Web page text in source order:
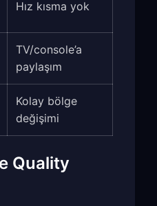
Hız kısma yok
TV/console’a
paylaşım
Kolay bölge
değişimi
Quality